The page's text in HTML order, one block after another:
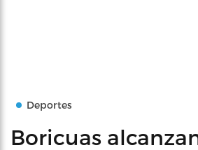
Deportes
Boricuas